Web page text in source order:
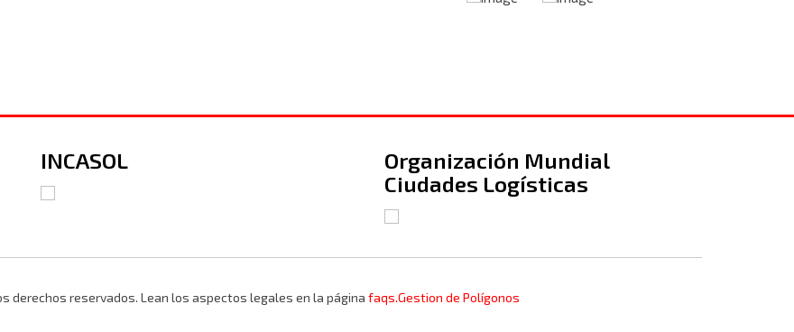
INCASOL
Organización Mundial
Ciudades Logísticas
derechos reservados. Lean los aspectos legales en la página faqs.Gestion de Polígonos